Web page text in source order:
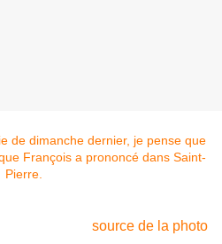
source de la photo